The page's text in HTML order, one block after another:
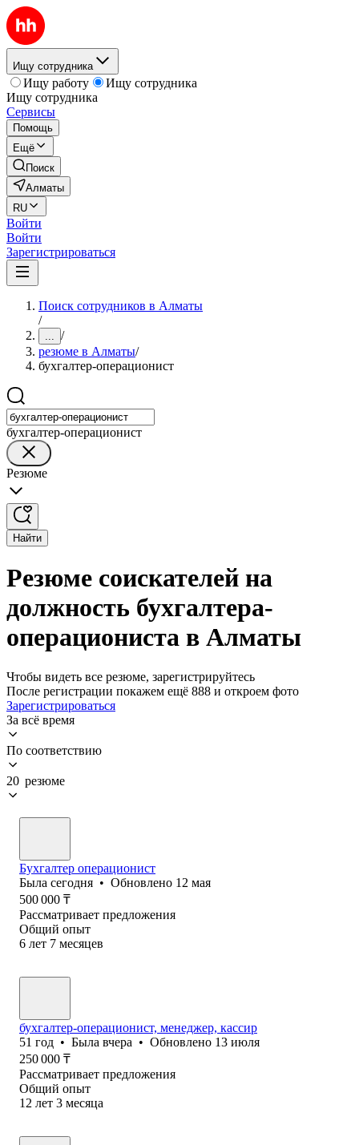
Ищу сотрудника
Ищу работу
Ищу сотрудника
Ищу сотрудника
Сервисы
Помощь
Ещё
Поиск
Алматы
RU
Войти
Войти
Зарегистрироваться
Поиск сотрудников в Алматы
/
... /
резюме в Алматы/
бухгалтер-операционист
бухгалтер-операционист
Резюме
Найти
Резюме соискателей на
должность бухгалтера-
операциониста в Алматы
Чтобы видеть все резюме, зарегистрируйтесь
После регистрации покажем ещё 888 и откроем фото
Зарегистрироваться
За всё время
По соответствию
20 резюме
Бухгалтер операционист
Была сегодня • Обновлено 12 мая
500 000 ₸
Рассматривает предложения
Общий опыт
6 лет 7 месяцев
бухгалтер-операционист, менеджер, кассир
51 год • Была вчера • Обновлено 13 июля
250 000 ₸
Рассматривает предложения
Общий опыт
12 лет 3 месяца